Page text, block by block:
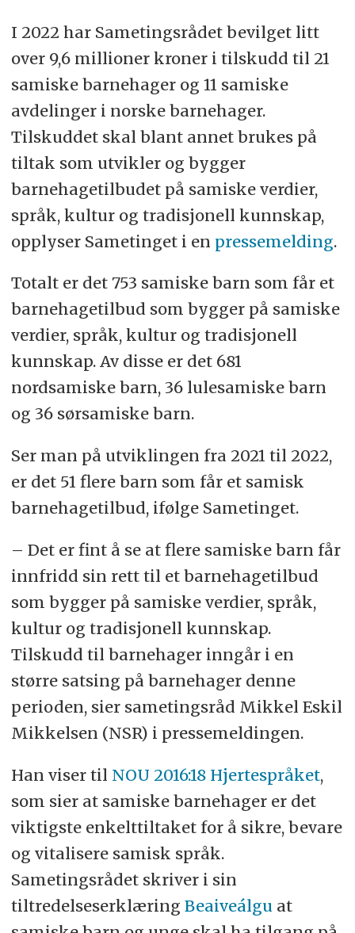
I 2022 har Sametingsrådet bevilget litt
over 9,6 millioner kroner i tilskudd til 21
samiske barnehager og 11 samiske
avdelinger i norske barnehager.
Tilskuddet skal blant annet brukes på
tiltak som utvikler og bygger
barnehagetilbudet på samiske verdier,
språk, kultur og tradisjonell kunnskap,
opplyser Sametinget i en pressemelding.
Totalt er det 753 samiske barn som får et
barnehagetilbud som bygger på samiske
verdier, språk, kultur og tradisjonell
kunnskap. Av disse er det 681
nordsamiske barn, 36 lulesamiske barn
og 36 sørsamiske barn.
Ser man på utviklingen fra 2021 til 2022,
er det 51 flere barn som får et samisk
barnehagetilbud, ifølge Sametinget.
– Det er fint å se at flere samiske barn får
innfridd sin rett til et barnehagetilbud
som bygger på samiske verdier, språk,
kultur og tradisjonell kunnskap.
Tilskudd til barnehager inngår i en
større satsing på barnehager denne
perioden, sier sametingsråd Mikkel Eskil
Mikkelsen (NSR) i pressemeldingen.
Han viser til NOU 2016:18 Hjertespråket,
som sier at samiske barnehager er det
viktigste enkelttiltaket for å sikre, bevare
og vitalisere samisk språk.
Sametingsrådet skriver i sin
tiltredelseserklæring Beaiveálguat